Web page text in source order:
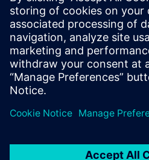
ULTRAMAT 23 is a multi-
extractive continuous
and UV technology.